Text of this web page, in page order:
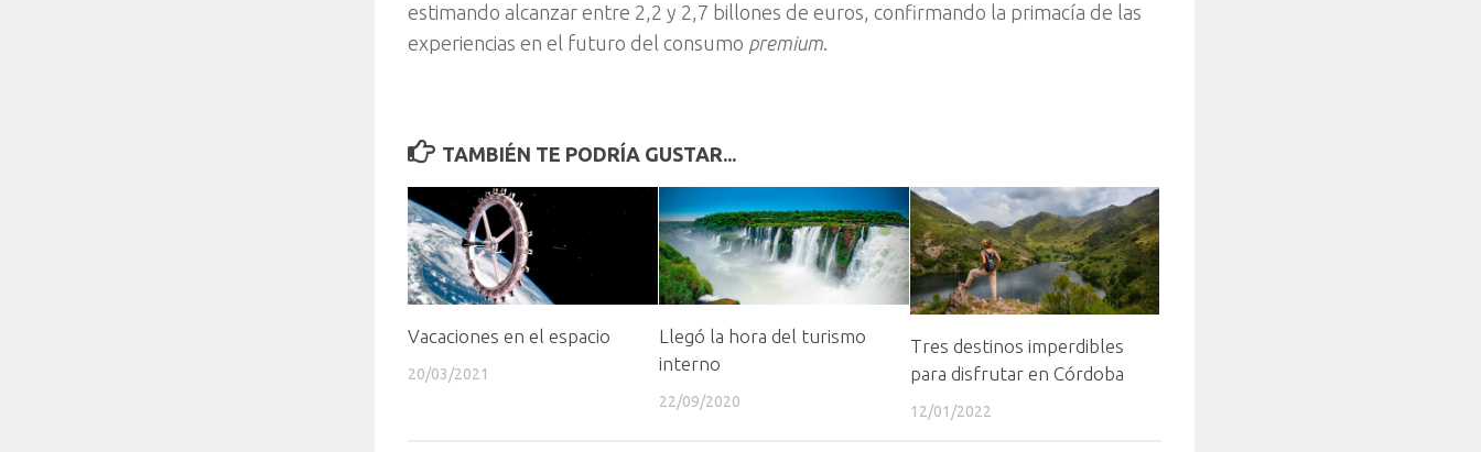
estimando alcanzar entre 2,2 y 2,7 billones de euros, confirmando la primacía de las
experiencias en el futuro del consumo premium.
TAMBIÉN TE PODRÍA GUSTAR...
Vacaciones en el espacio
20/03/2021
Llegó la hora del turismo
interno
22/09/2020
Tres destinos imperdibles
para disfrutar en Córdoba
12/01/2022